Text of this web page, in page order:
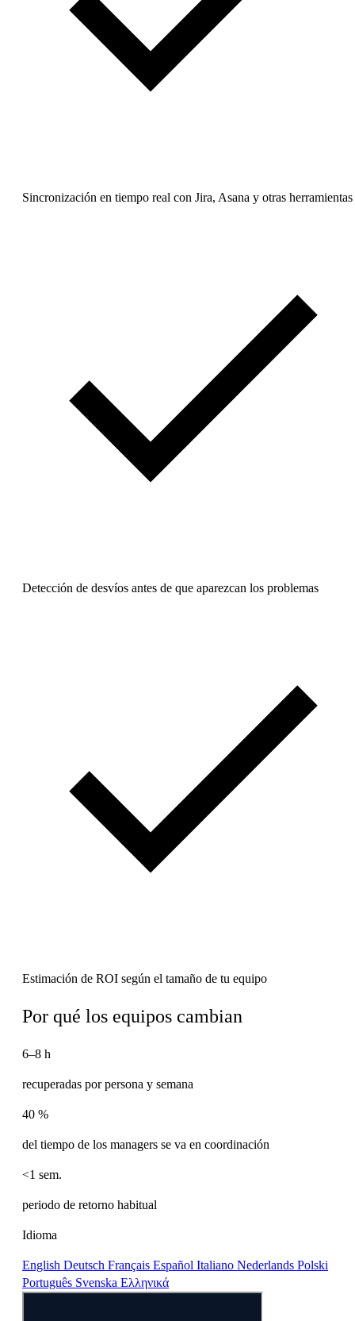
Sincronización en tiempo real con Jira, Asana y otras herramientas
Detección de desvíos antes de que aparezcan los problemas
Estimación de ROI según el tamaño de tu equipo
Por qué los equipos cambian
6–8 h
recuperadas por persona y semana
40 %
del tiempo de los managers se va en coordinación
<1 sem.
periodo de retorno habitual
Idioma
English Deutsch Français Español Italiano Nederlands Polski
Português Svenska Ελληνικά